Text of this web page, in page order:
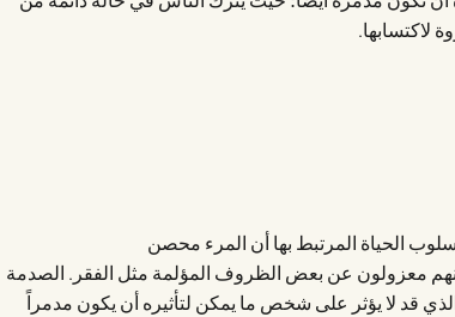
لاكتسابها.
الحياة المرتبط بها أن المرء محصن
معزولون عن بعض الظروف المؤلمة مثل الفقر. الصدمة
قد لا يؤثر على شخص ما يمكن لتأثيره أن يكون مدمراً